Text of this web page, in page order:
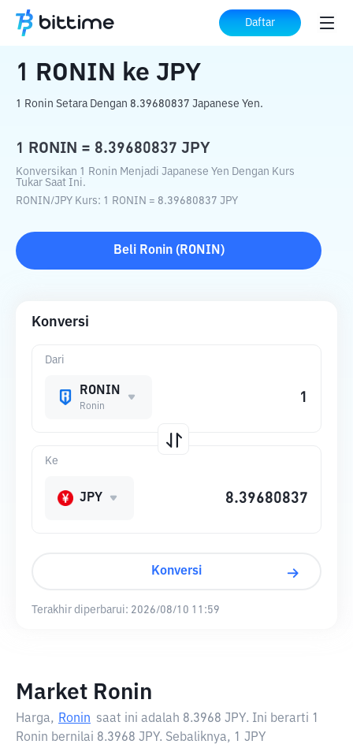
Daftar
Beranda Konverter Kripto RONIN JPY
1 RONIN ke JPY
1 Ronin Setara Dengan 8.39680837 Japanese Yen.
1 RONIN = 8.39680837 JPY
Konversikan 1 Ronin Menjadi Japanese Yen Dengan Kurs
Tukar Saat Ini.
RONIN/JPY Kurs: 1 RONIN = 8.39680837 JPY
Beli Ronin( RONIN )
Konversi
Dari
RONIN
Ronin
Ke
JPY
Konversi
Terakhir diperbarui: 2026/08/10 11:59
Market Ronin
Harga, Ronin saat ini adalah 8.3968 JPY. Ini berarti 1
Ronin bernilai 8.3968 JPY. Sebaliknya, 1 JPY